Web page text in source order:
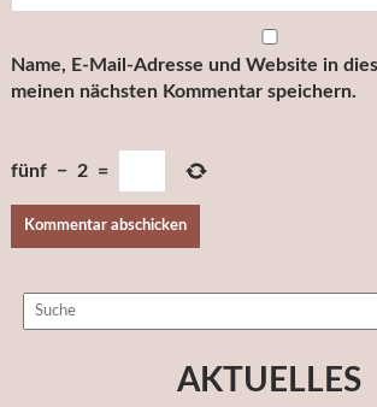
Name, E-Mail-Adresse und Website in
meinen nächsten Kommentar speichern.
fünf − 2 =
AKTUELLES